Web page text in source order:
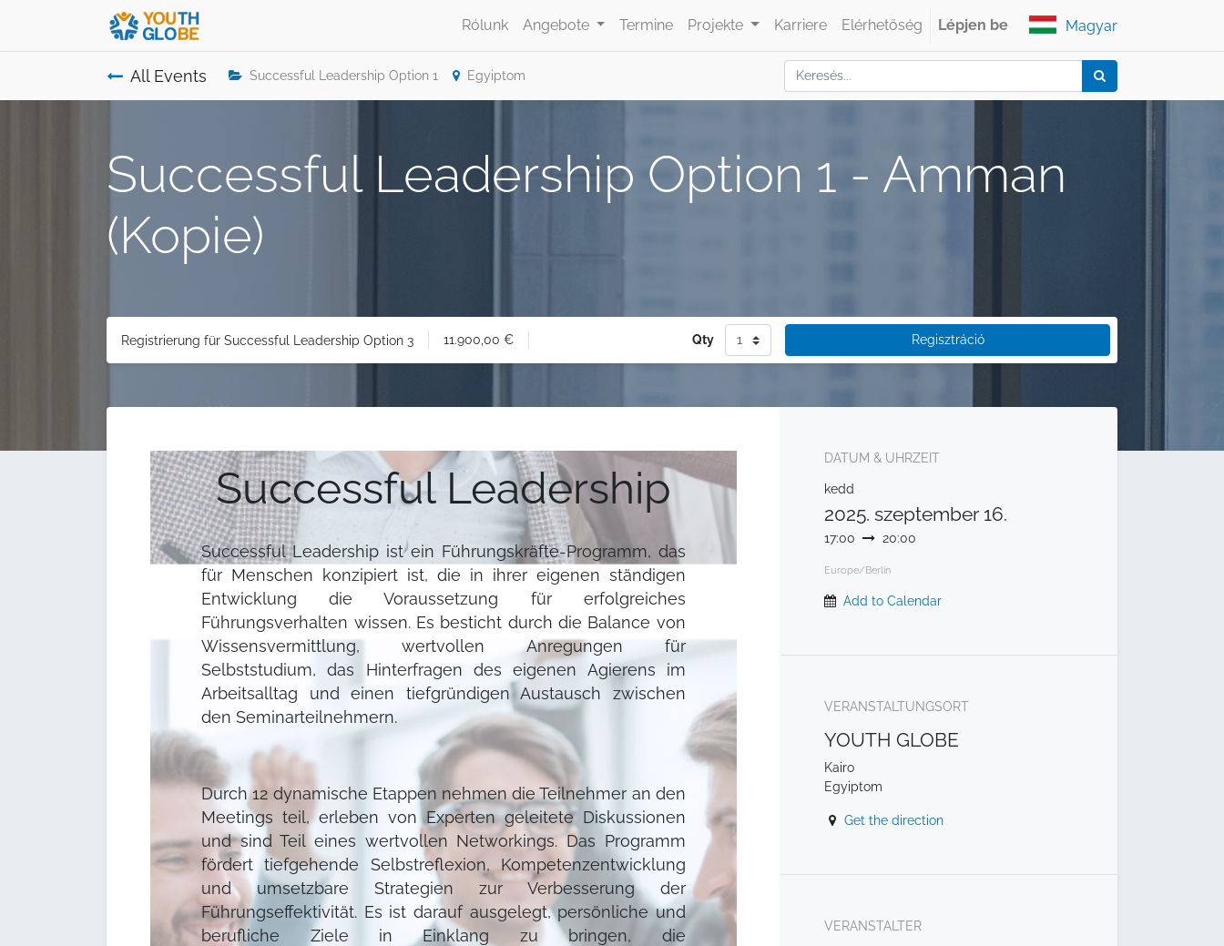
Rólunk Angebote Termine Projekte Karriere Elérhetőség Lépjen be Magyar
All Events Successful Leadership Option 1 Egyiptom
Successful Leadership Option 1 - Amman
(Kopie)
Registrierung für Successful Leadership Option 3 11.900,00 € Qty Regisztráció
Successful Leadership
Successful Leadership ist ein Führungskräfte-Programm, das
für Menschen konzipiert ist, die in ihrer eigenen ständigen
Entwicklung die Voraussetzung für erfolgreiches
Führungsverhalten wissen. Es besticht durch die Balance von
Wissensvermittlung, wertvollen Anregungen für
Selbststudium, das Hinterfragen des eigenen Agierens im
Arbeitsalltag und einen tiefgründigen Austausch zwischen
den Seminarteilnehmern.
Durch 12 dynamische Etappen nehmen die Teilnehmer an den
Meetings teil, erleben von Experten geleitete Diskussionen
und sind Teil eines wertvollen Networkings. Das Programm
fördert tiefgehende Selbstreflexion, Kompetenzentwicklung
und umsetzbare Strategien zur Verbesserung der
Führungseffektivität. Es ist darauf ausgelegt, persönliche und
berufliche Ziele in Einklang zu bringen, die
DATUM & UHRZEIT
kedd
2025. szeptember 16.
17:00 20:00
Europe/Berlin
Add to Calendar
VERANSTALTUNGSORT
YOUTH GLOBE
Kairo
Egyiptom
Get the direction
VERANSTALTER